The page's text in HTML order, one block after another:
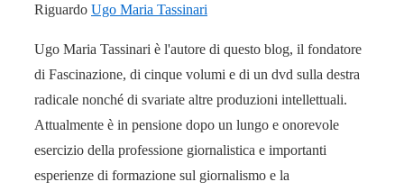
Riguardo Ugo Maria Tassinari
Ugo Maria Tassinari è l'autore di questo blog, il fondatore
di Fascinazione, di cinque volumi e di un dvd sulla destra
radicale nonché di svariate altre produzioni intellettuali.
Attualmente è in pensione dopo un lungo e onorevole
esercizio della professione giornalistica e importanti
esperienze di formazione sul giornalismo e la